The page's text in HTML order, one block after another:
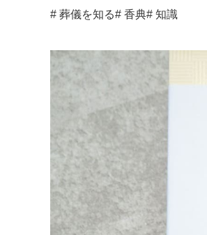
# 葬儀を知る# 香典# 知識